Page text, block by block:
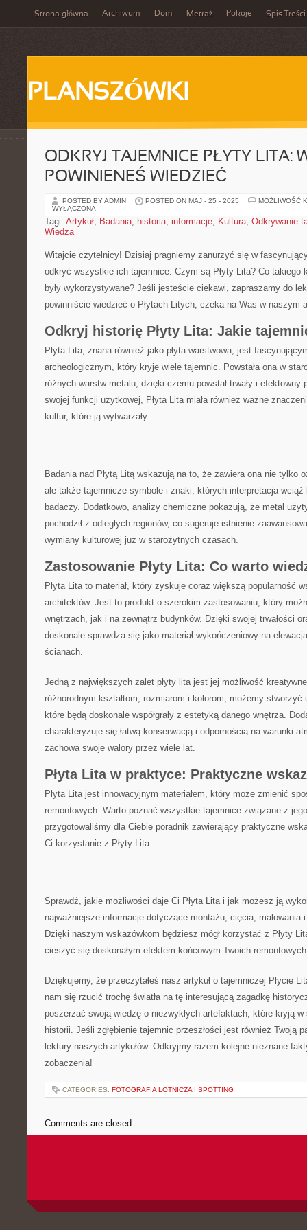
Strona główna Archiwum Dom Metraż Pokoje Spis Treści
PLANSZÓWKI
ODKRYJ TAJEMNICE PŁYTY LITA:
POWINIENEŚ WIEDZIEĆ
POSTED BY ADMIN POSTED ON MAJ - 25 - 2025
MOŻLIWOŚĆ
WYŁĄCZONA
Tagi: Artykuł, Badania, historia, informacje, Kultura, Odkrywanie
Wiedza
Witajcie czytelnicy! Dzisiaj pragniemy zanurzyć się w
odkryć wszystkie ich tajemnice.​ Czym są Płyty Lita? Co takiego
były wykorzystywane? Jeśli jesteście ciekawi, zapraszamy do
powinniście wiedzieć o Płytach ​Litych, czeka na Was ​w naszym
Odkryj historię Płyty Lita: Jakie
Płyta Lita, znana również jako płyta warstwowa, jest
archeologicznym, który kryje wiele tajemnic. Powstała ona w
różnych warstw metalu, dzięki czemu powstał trwały i
swojej funkcji użytkowej, Płyta Lita miała również ważne
kultur, które ją wytwarzały.
Badania nad ⁤Płytą Litą wskazują⁣ na to,⁣ że zawiera ona nie tylko
ale także tajemnicze symbole i znaki, których ⁢interpretacja wciąż
badaczy. Dodatkowo, analizy chemiczne pokazują, ​że metal
pochodził z odległych regionów, co sugeruje istnienie
wymiany kulturowej już w starożytnych czasach.
Zastosowanie Płyty Lita: Co warto
Płyta Lita to ⁤materiał,​ który zyskuje coraz większą popularność
architektów. Jest to produkt o szerokim zastosowaniu, który
wnętrzach, jak i na zewnątrz budynków. Dzięki swojej trwałości
doskonale sprawdza się jako materiał wykończeniowy na
ścianach.
Jedną z największych zalet płyty lita jest jej możliwość
różnorodnym kształtom,⁤ rozmiarom i ⁢kolorom, możemy stworzyć
które będą doskonale współgrały z estetyką danego wnętrza.
charakteryzuje się łatwą konserwacją i odpornością⁣ na warunki
zachowa swoje walory przez wiele lat.
Płyta Lita w‍ praktyce: Praktyczne
Płyta Lita jest innowacyjnym​ materiałem, który może zmienić
remontowych. Warto poznać wszystkie tajemnice związane z
przygotowaliśmy dla Ciebie poradnik zawierający praktyczne
Ci korzystanie z⁢ Płyty​ Lita.
Sprawdź, jakie możliwości daje Ci ⁢Płyta Lita i jak możesz ją
najważniejsze informacje dotyczące montażu, cięcia, malowania
Dzięki naszym wskazówkom ‌będziesz mógł korzystać z Płyty
cieszyć się doskonałym efektem końcowym Twoich
Dziękujemy, że przeczytałeś nasz artykuł o tajemniczej Płycie
nam się rzucić trochę​ światła na tę interesującą zagadkę
poszerzać swoją wiedzę o niezwykłych artefaktach, które kryją
historii. Jeśli zgłębienie tajemnic przeszłości jest również Twoją
lektury naszych artykułów. Odkryjmy ​razem kolejne nieznane
zobaczenia!
CATEGORIES: FOTOGRAFIA LOTNICZA I SPOTTING
Comments are closed.